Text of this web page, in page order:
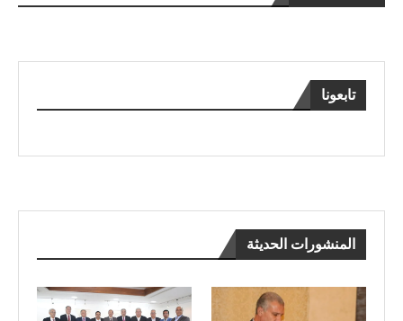
تابعونا
المنشورات الحديثة